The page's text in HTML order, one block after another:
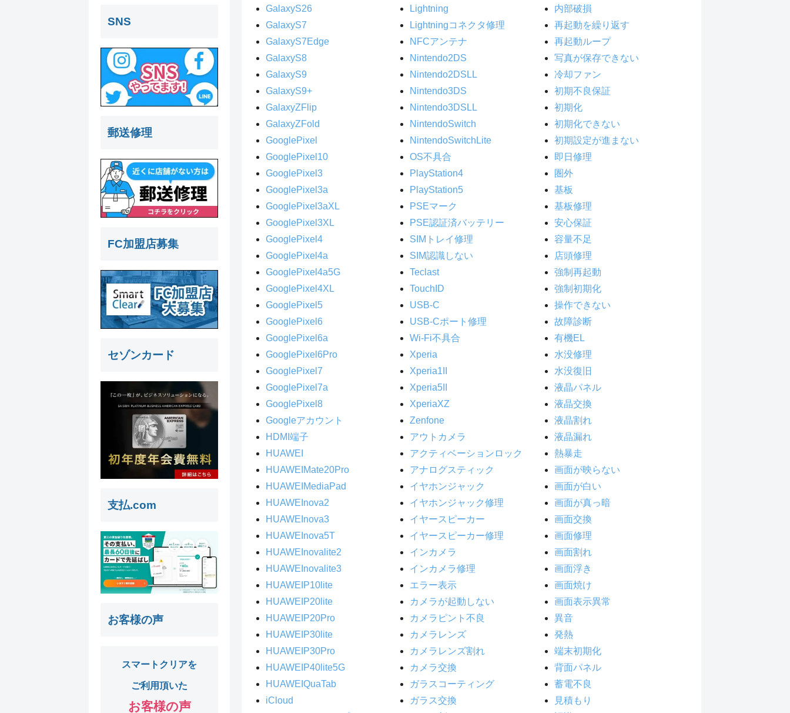
GalaxyS26
GalaxyS7
GalaxyS7Edge
GalaxyS8
GalaxyS9
GalaxyS9+
GalaxyZFlip
GalaxyZFold
GooglePixel
GooglePixel10
GooglePixel3
GooglePixel3a
GooglePixel3aXL
GooglePixel3XL
GooglePixel4
GooglePixel4a
GooglePixel4a5G
GooglePixel4XL
GooglePixel5
GooglePixel6
GooglePixel6a
GooglePixel6Pro
GooglePixel7
GooglePixel7a
GooglePixel8
Googleアカウント
HDMI端子
HUAWEI
HUAWEIMate20Pro
HUAWEIMediaPad
HUAWEInova2
HUAWEInova3
HUAWEInova5T
HUAWEInovalite2
HUAWEInovalite3
HUAWEIP10lite
HUAWEIP20lite
HUAWEIP20Pro
HUAWEIP30lite
HUAWEIP30Pro
HUAWEIP40lite5G
HUAWEIQuaTab
iCloud
Lightning
Lightningコネクタ修理
NFCアンテナ
Nintendo2DS
Nintendo2DSLL
Nintendo3DS
Nintendo3DSLL
NintendoSwitch
NintendoSwitchLite
OS不具合
PlayStation4
PlayStation5
PSEマーク
PSE認証済バッテリー
SIMトレイ修理
SIM認識しない
Teclast
TouchID
USB-C
USB-Cポート修理
Wi-Fi不具合
Xperia
Xperia1II
Xperia5II
XperiaXZ
Zenfone
アウトカメラ
アクティベーションロック
アナログスティック
イヤホンジャック
イヤホンジャック修理
イヤースピーカー
イヤースピーカー修理
インカメラ
インカメラ修理
エラー表示
カメラが起動しない
カメラピント不良
カメラレンズ
カメラレンズ割れ
カメラ交換
ガラスコーティング
ガラス交換
内部破損
再起動を繰り返す
再起動ループ
写真が保存できない
冷却ファン
初期不良保証
初期化
初期化できない
初期設定が進まない
即日修理
圏外
基板
基板修理
安心保証
容量不足
店頭修理
強制再起動
強制初期化
操作できない
故障診断
有機EL
水没修理
水没復旧
液晶パネル
液晶交換
液晶割れ
液晶漏れ
熱暴走
画面が映らない
画面が白い
画面が真っ暗
画面交換
画面修理
画面割れ
画面浮き
画面焼け
画面表示異常
異音
発熱
端末初期化
背面パネル
蓄電不良
見積もり
SNS
郵送修理
FC加盟店募集
セゾンカード
支払.com
お客様の声
スマートクリアを
ご利用頂いた
お客様の声